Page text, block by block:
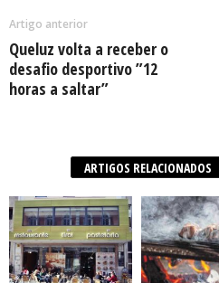
Artigo anterior
Queluz volta a receber o
desafio desportivo ”12
horas a saltar”
ARTIGOS RELACIONADOS